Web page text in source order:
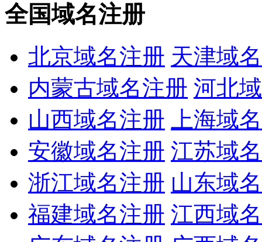
全国域名注册
北京域名注册 天津域
内蒙古域名注册 河北
山西域名注册
上海域
安徽域名注册 江苏域
浙江域名注册 山东域
福建域名注册 江西域